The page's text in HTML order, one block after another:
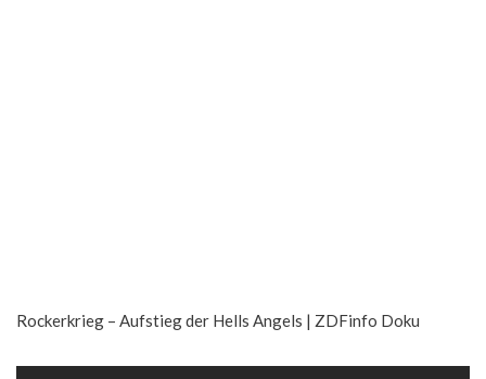
Rockerkrieg – Aufstieg der Hells Angels | ZDFinfo Doku